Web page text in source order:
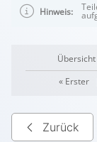
Hinweis:
Übersicht
« Erster
Zurück